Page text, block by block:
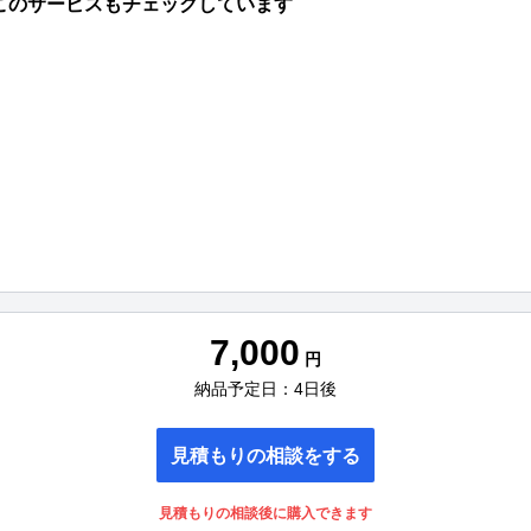
サービスもチェックしています
7,000 円
納品予定日：4日後
見積もりの相談をする
見積もりの相談後に購入できます